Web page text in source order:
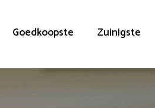
Goedkoopste Zuinigste